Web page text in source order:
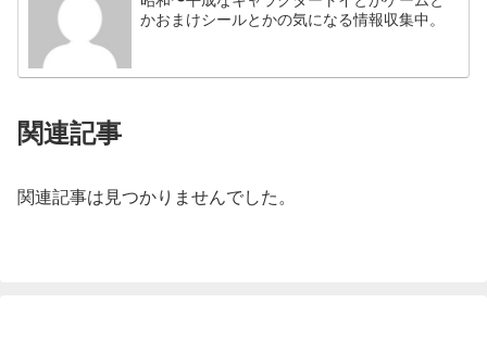
かおまけシールとかの気になる情報収集中。
関連記事
関連記事は見つかりませんでした。